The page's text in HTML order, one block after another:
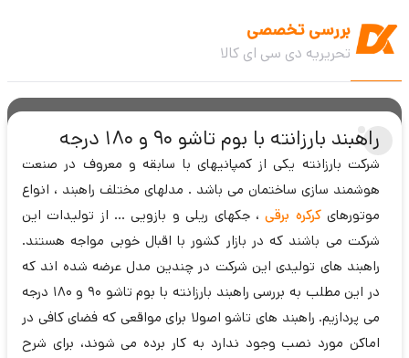
بررسی تخصصی
تحریریه دی سی ای کالا
راهبند بارزانته با بوم تاشو 90 و 180 درجه
شرکت بارزانته یکی از کمپانیهای با سابقه و معروف در صنعت
هوشمند سازی ساختمان می باشد . مدلهای مختلف راهبند ، انواع
موتورهایکرکره برقی، جکهای ریلی و بازویی … از تولیدات این
شرکت می باشند که در بازار کشور با اقبال خوبی مواجه هستند.
راهبند های تولیدی این شرکت در چندین مدل عرضه شده اند که
در این مطلب به بررسی راهبند بارزانته با بوم تاشو 90 و 180 درجه
می پردازیم. راهبند های تاشو اصولا برای مواقعی که فضای کافی در
اماکن مورد نصب وجود ندارد به کار برده می شوند، برای شرح